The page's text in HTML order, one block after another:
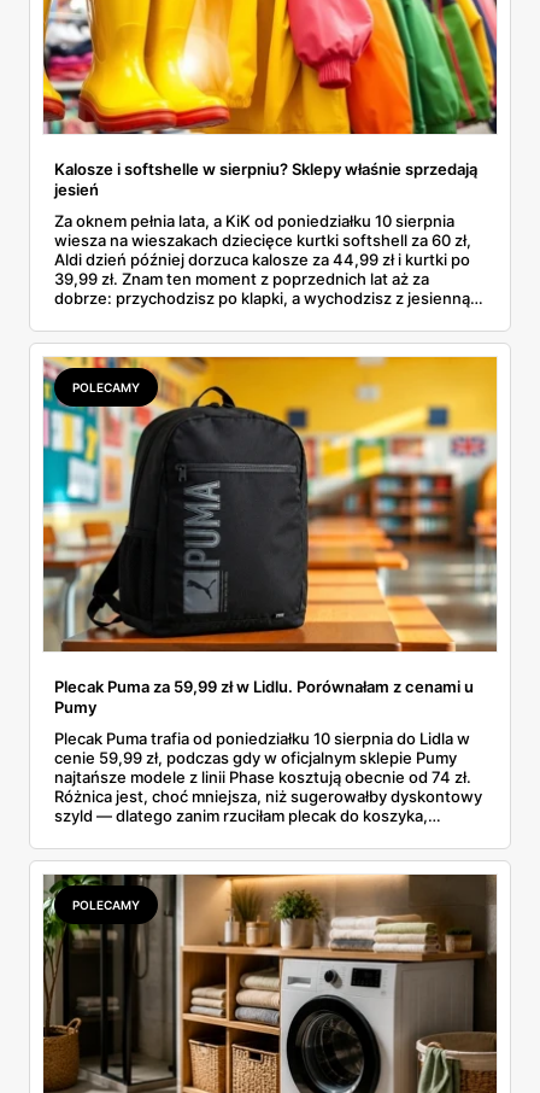
Kalosze i softshelle w sierpniu? Sklepy właśnie sprzedają
jesień
Za oknem pełnia lata, a KiK od poniedziałku 10 sierpnia
wiesza na wieszakach dziecięce kurtki softshell za 60 zł,
Aldi dzień później dorzuca kalosze za 44,99 zł i kurtki po
39,99 zł. Znam ten moment z poprzednich lat aż za
dobrze: przychodzisz po klapki, a wychodzisz z jesienną
pojawi się w gazetkach w przyszłym tygodniu i czy jest
sens kupować jesień, zanim skończą się wakacje.
POLECAMY
Plecak Puma za 59,99 zł w Lidlu. Porównałam z cenami u
Pumy
Plecak Puma trafia od poniedziałku 10 sierpnia do Lidla w
cenie 59,99 zł, podczas gdy w oficjalnym sklepie Pumy
najtańsze modele z linii Phase kosztują obecnie od 74 zł.
Różnica jest, choć mniejsza, niż sugerowałby dyskontowy
szyld — dlatego zanim rzuciłam plecak do koszyka,
rozpiska: co dokładnie sprzedaje Lidl, ile kosztują
odpowiedniki u producenta i komu ten zakup naprawdę
się opłaci.
POLECAMY